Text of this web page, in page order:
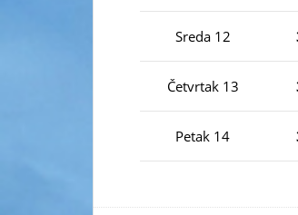
Sreda 12
Četvrtak 13
Petak 14